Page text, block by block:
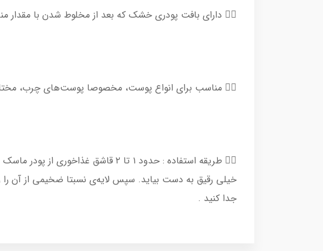
👈🏻 دارای بافت پودری خشک که بعد از مخلوط شدن با مقدار
👈🏻 مناسب برای انواع پوست، مخصوصا پوست‌های چرب،
👈🏻 طریقه استفاده : حدود ۱ تا ۲
جدا کنید .